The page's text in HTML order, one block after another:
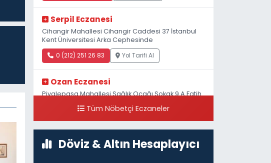
Serpil Eczanesi
Cihangir Mahallesi Cihangir Caddesi 37 İstanbul
Kent Üniversitesi Arka Cephesinde
0 (212) 251 26 83 Yol Tarifi Al
Ozan Eczanesi
Piyalepaşa Mahallesi Sağlık Ocağı Sokak 9 A Fatih
Tüm Nöbetçi Eczaneler
Döviz & Altın Hesaplayıcı